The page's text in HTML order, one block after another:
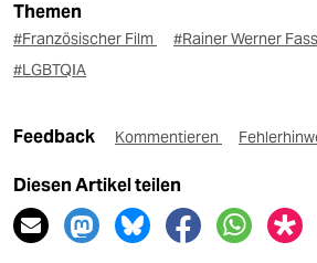
Themen
#Französischer Film #Rainer Werner
#LGBTQIA
Feedback Kommentieren
Diesen Artikel teilen